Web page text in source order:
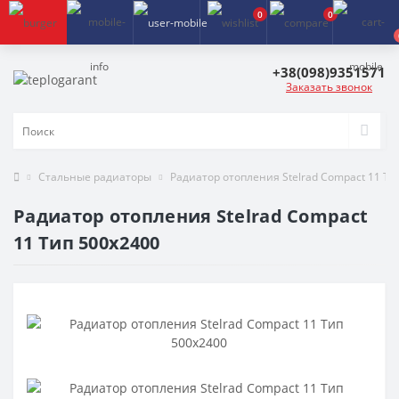
0
0
+38(098)9351571
Заказать звонок
Стальные радиаторы Радиатор отопления Stelrad Compact 11
Радиатор отопления Stelrad Compact
11 Тип 500х2400